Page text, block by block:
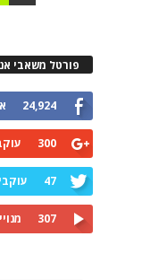
פורטל משאבי
24,924
300
47
307